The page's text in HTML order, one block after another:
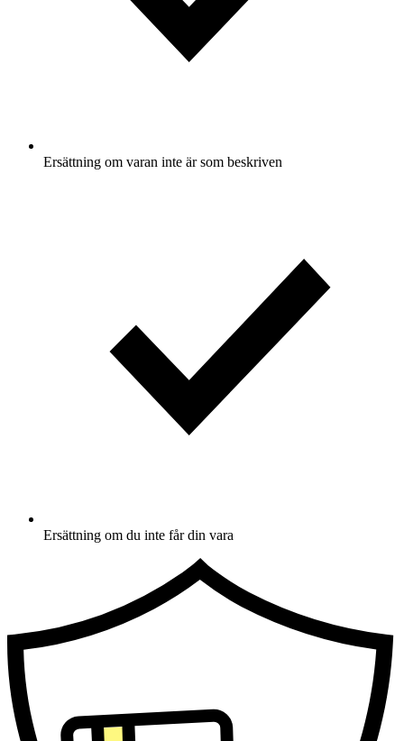
Ersättning om varan inte är som beskriven
Ersättning om du inte får din vara